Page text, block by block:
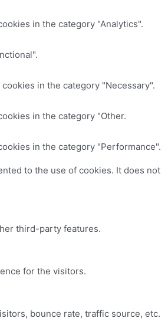
in the category "Analytics".
in the category "Necessary".
in the category "Other.
in the category "Performance".
to the use of cookies. It does not
third-party features.
for the visitors.
bounce rate, traffic source, etc.